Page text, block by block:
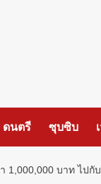
ดนตรี ซุบซิบ
บาท ไปกั